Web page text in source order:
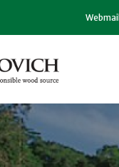
Webmail